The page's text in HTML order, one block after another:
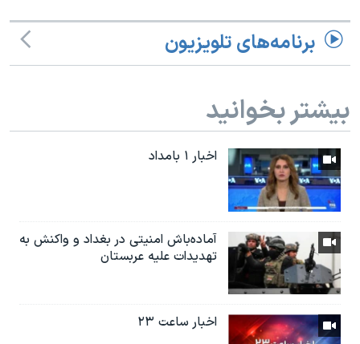
برنامه‌های تلویزیون
بیشتر بخوانید
اخبار ۱ بامداد
آماده‌باش امنیتی در بغداد و واکنش به
تهدیدات علیه عربستان
اخبار ساعت ۲۳